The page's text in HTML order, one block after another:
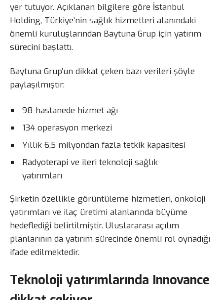
yer tutuyor. Açıklanan bilgilere göre İstanbul
Holding, Türkiye’nin sağlık hizmetleri alanındaki
önemli kuruluşlarından Baytuna Grup için yatırım
sürecini başlattı.
Baytuna Grup’un dikkat çeken bazı verileri şöyle
paylaşılmıştır:
98 hastanede hizmet ağı
134 operasyon merkezi
Yıllık 6,5 milyondan fazla tetkik kapasitesi
Radyoterapi ve ileri teknoloji sağlık
yatırımları
Şirketin özellikle görüntüleme hizmetleri, onkoloji
yatırımları ve ilaç üretimi alanlarında büyüme
hedeflediği belirtilmiştir. Uluslararası açılım
planlarının da yatırım sürecinde önemli rol oynadığı
ifade edilmektedir.
Teknoloji yatırımlarında Innovance